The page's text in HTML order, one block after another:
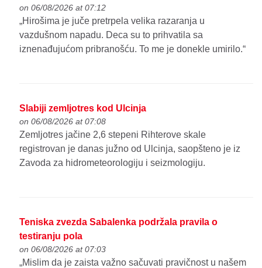
on 06/08/2026 at 07:12
„Hirošima je juče pretrpela velika razaranja u
vazdušnom napadu. Deca su to prihvatila sa
iznenađujućom pribranošću. To me je donekle umirilo.“
Slabiji zemljotres kod Ulcinja
on 06/08/2026 at 07:08
Zemljotres jačine 2,6 stepeni Rihterove skale
registrovan je danas južno od Ulcinja, saopšteno je iz
Zavoda za hidrometeorologiju i seizmologiju.
Teniska zvezda Sabalenka podržala pravila o
testiranju pola
on 06/08/2026 at 07:03
„Mislim da je zaista važno sačuvati pravičnost u našem